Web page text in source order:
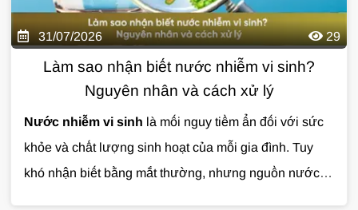
31/07/2026 29
Làm sao nhận biết nước nhiễm vi sinh?
Nguyên nhân và cách xử lý
Nước nhiễm vi sinh là mối nguy tiềm ẩn đối với sức
khỏe và chất lượng sinh hoạt của mỗi gia đình. Tuy
khó nhận biết bằng mắt thường, nhưng nguồn nước ô